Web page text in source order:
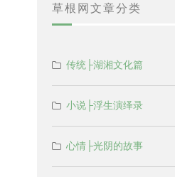
草根网文章分类
传统├湖湘文化篇
小说├浮生演绎录
心情├光阴的故事